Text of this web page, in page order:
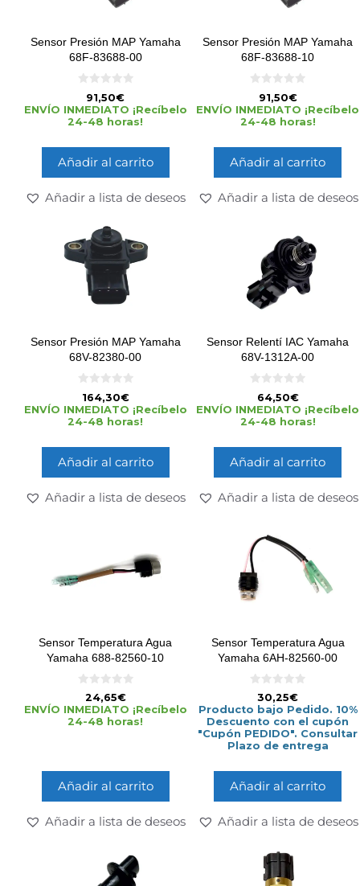
Sensor Presión MAP Yamaha
68F-83688-00
e
5
91,50€
ENVÍO INMEDIATO ¡Recíbelo
24-48 horas!
Añadir al carrito
Añadir a lista de deseos
Sensor Presión MAP Yamaha
68F-83688-10
e
5
91,50€
ENVÍO INMEDIATO ¡Recíbelo
24-48 horas!
Añadir al carrito
Añadir a lista de deseos
Sensor Presión MAP Yamaha
68V-82380-00
0
e
5
164,30€
ENVÍO INMEDIATO ¡Recíbelo
24-48 horas!
Añadir al carrito
Añadir a lista de deseos
Sensor Relentí IAC Yamaha
68V-1312A-00
e
5
64,50€
ENVÍO INMEDIATO ¡Recíbelo
24-48 horas!
Añadir al carrito
Añadir a lista de deseos
Sensor Temperatura Agua
Yamaha 688-82560-10
e
5
24,65€
ENVÍO INMEDIATO ¡Recíbelo
24-48 horas!
Añadir al carrito
Añadir a lista de deseos
Sensor Temperatura Agua
Yamaha 6AH-82560-00
e
5
30,25€
Producto bajo Pedido. 10%
Descuento con el cupón
"Cupón PEDIDO". Consultar
Plazo de entrega
Añadir al carrito
Añadir a lista de deseos